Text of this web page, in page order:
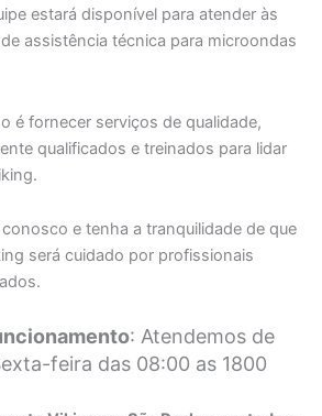
estará disponível para atender às
assistência técnica para microondas
é fornecer serviços de qualidade,
qualificados e treinados para lidar
e tenha a tranquilidade de que
será cuidado por profissionais
: Atendemos de
feira das 08:00 as 1800